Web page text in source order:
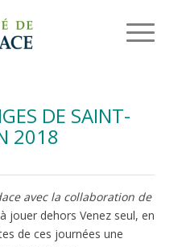
DE SAINT-
2018
avec la collaboration de
jouer dehors Venez seul, en
de ces journées une